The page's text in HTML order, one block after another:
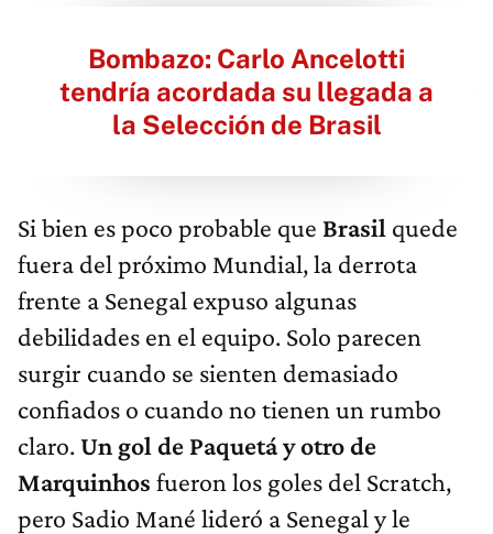
Bombazo: Carlo Ancelotti
tendría acordada su llegada a
la Selección de Brasil
Si bien es poco probable que Brasil quede
fuera del próximo Mundial, la derrota
frente a Senegal expuso algunas
debilidades en el equipo. Solo parecen
surgir cuando se sienten demasiado
confiados o cuando no tienen un rumbo
claro.Un gol de Paquetá y otro de
Marquinhos fueron los goles del Scratch,
pero Sadio Mané lideró a Senegal y le